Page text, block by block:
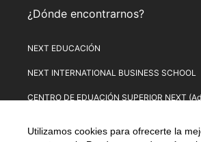
¿Dónde encontrarnos?
NEXT EDUCACIÓN
NEXT INTERNATIONAL BUSINESS SCHOOL
CENTRO DE EDUACIÓN SUPERIOR NEXT
PLATAFORMA DE FORMACIÓN NEXT
Utilizamos cookies para ofrecerte la